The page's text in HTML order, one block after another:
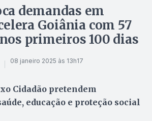
demandas em
Goiânia com 57
primeiros 100 dias
08 janeiro 2025 às 13h17
Cidadão pretendem
educação e proteção social